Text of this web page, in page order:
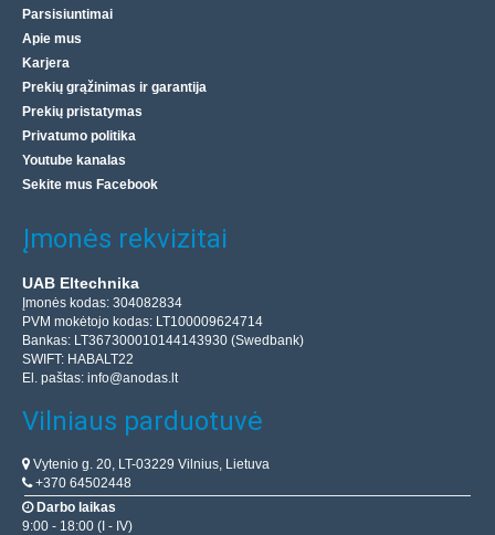
Parsisiuntimai
Apie mus
Karjera
Prekių grąžinimas ir garantija
Prekių pristatymas
Privatumo politika
Youtube kanalas
Sekite mus Facebook
Įmonės rekvizitai
UAB Eltechnika
Įmonės kodas: 304082834
PVM mokėtojo kodas: LT100009624714
Bankas: LT367300010144143930 (Swedbank)
SWIFT: HABALT22
El. paštas: info@anodas.lt
Vilniaus parduotuvė
Vytenio g. 20, LT-03229 Vilnius, Lietuva
+370 64502448
Darbo laikas
9:00 - 18:00 (I - IV)